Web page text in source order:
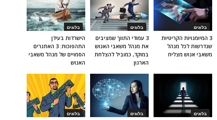
בלוגים
הישרדות בעידן
התהפוכות: 3 האתגרים
הסמויים של מנהל משאבי
האנוש
בלוגים
3 עמודי התווך שמציבים
את מנהל משאבי האנוש
במוקד, כמוביל להצלחת
הארגון
בלוגים
3 המיומנויות הקריטיות
שנדרשות לכל מנהל
משאבי אנוש מצליח
בלוגים בלוגים בלוגים